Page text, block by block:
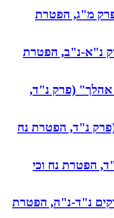
מ"ג, הפטרת
נ"א-נ"ב, הפטרת
אהלך" (פרק נ"ד,
נ"ד, הפטרת נח
הפטרת נח וכי
נ"ד-נ"ה, הפטרת